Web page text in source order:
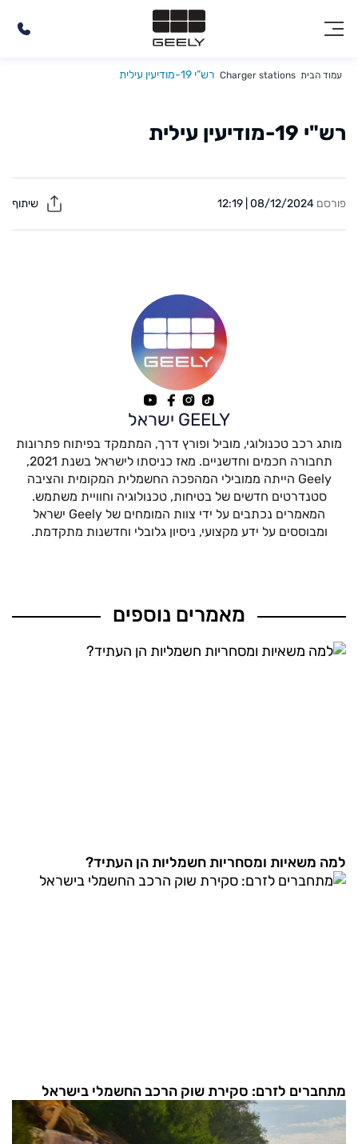
עמוד הבית Charger stations רש”י 19-מודיעין עילית
רש"י 19-מודיעין עילית
פורסם 08/12/2024 | 12:19
GEELY ישראל
מותג רכב טכנולוגי, מוביל ופורץ דרך, המתמקד בפיתוח פתרונות
תחבורה חכמים וחדשניים. מאז כניסתו לישראל בשנת 2021,
Geely הייתה ממובילי המהפכה החשמלית המקומית והציבה
סטנדרטים חדשים של בטיחות, טכנולוגיה וחוויית משתמש.
המאמרים נכתבים על ידי צוות המומחים של Geely ישראל
ומבוססים על ידע מקצועי, ניסיון גלובלי וחדשנות מתקדמת.
מאמרים נוספים
למה משאיות ומסחריות חשמליות הן העתיד?
מתחברים לזרם: סקירת שוק הרכב החשמלי בישראל